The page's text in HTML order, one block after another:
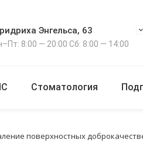
Энгельса, 63
8:00 — 20:00 Сб: 8:00 — 14:00
Стоматология
поверхностных